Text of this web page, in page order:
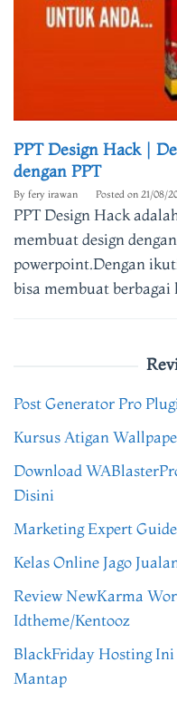
PPT Design Hack |
dengan PPT
By fery irawan Posted on 21/08/
PPT Design Hack
membuat design
powerpoint.Dengan
bisa membuat
Post Generator Pro
Kursus Atigan
Download
Disini
Marketing Expert
Kelas Online Jago
Review NewKarma
Idtheme/Kentooz
BlackFriday Hosting Ini
Mantap